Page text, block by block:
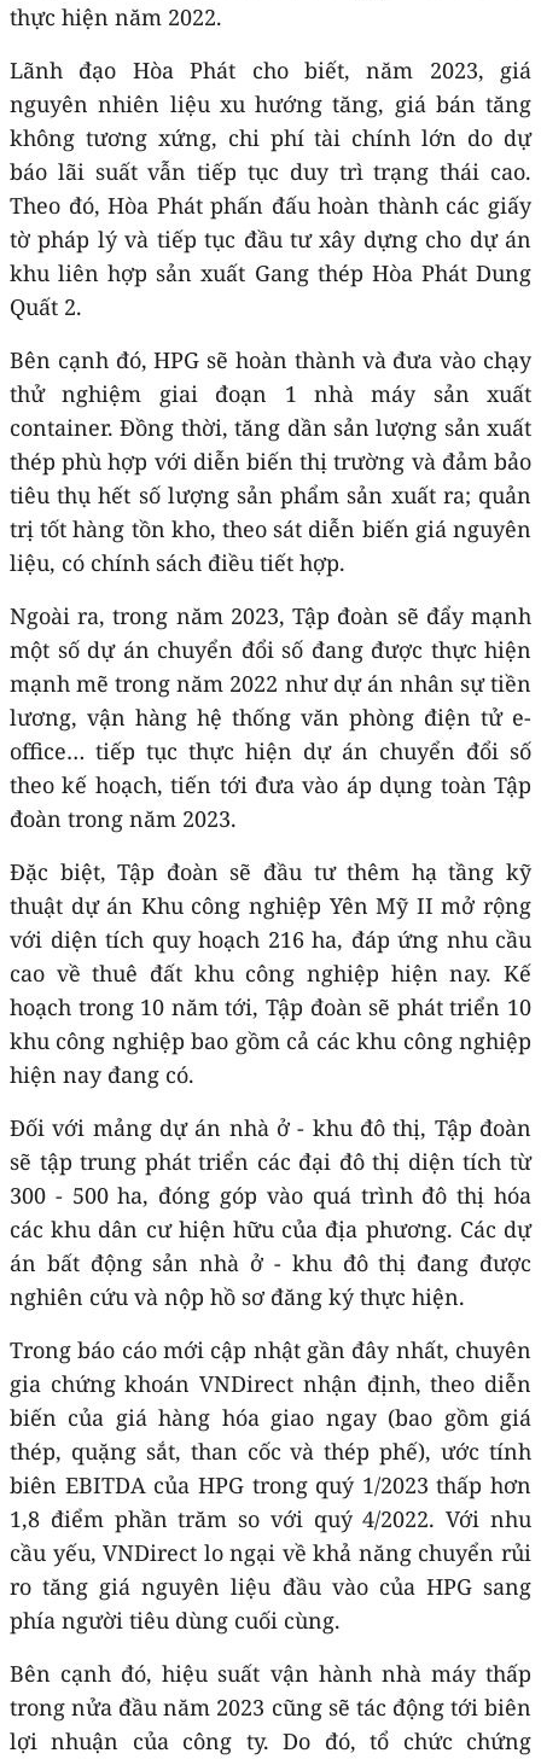
thực hiện năm 2022.
Lãnh đạo Hòa Phát cho biết, năm 2023, giá
nguyên nhiên liệu xu hướng tăng, giá bán tăng
không tương xứng, chi phí tài chính lớn do dự
báo lãi suất vẫn tiếp tục duy trì trạng thái cao.
Theo đó, Hòa Phát phấn đấu hoàn thành các giấy
tờ pháp lý và tiếp tục đầu tư xây dựng cho dự án
khu liên hợp sản xuất Gang thép Hòa Phát Dung
Quất 2.
Bên cạnh đó, HPG sẽ hoàn thành và đưa vào chạy
thử nghiệm giai đoạn 1 nhà máy sản xuất
container. Đồng thời, tăng dần sản lượng sản xuất
thép phù hợp với diễn biến thị trường và đảm bảo
tiêu thụ hết số lượng sản phẩm sản xuất ra; quản
trị tốt hàng tồn kho, theo sát diễn biến giá nguyên
liệu, có chính sách điều tiết hợp.
Ngoài ra, trong năm 2023, Tập đoàn sẽ đẩy mạnh
một số dự án chuyển đổi số đang được thực hiện
mạnh mẽ trong năm 2022 như dự án nhân sự tiền
lương, vận hàng hệ thống văn phòng điện tử e-
office… tiếp tục thực hiện dự án chuyển đổi số
theo kế hoạch, tiến tới đưa vào áp dụng toàn Tập
đoàn trong năm 2023.
Đặc biệt, Tập đoàn sẽ đầu tư thêm hạ tầng kỹ
thuật dự án Khu công nghiệp Yên Mỹ II mở rộng
với diện tích quy hoạch 216 ha, đáp ứng nhu cầu
cao về thuê đất khu công nghiệp hiện nay. Kế
hoạch trong 10 năm tới, Tập đoàn sẽ phát triển 10
khu công nghiệp bao gồm cả các khu công nghiệp
hiện nay đang có.
Đối với mảng dự án nhà ở - khu đô thị, Tập đoàn
sẽ tập trung phát triển các đại đô thị diện tích từ
300 - 500 ha, đóng góp vào quá trình đô thị hóa
các khu dân cư hiện hữu của địa phương. Các dự
án bất động sản nhà ở - khu đô thị đang được
nghiên cứu và nộp hồ sơ đăng ký thực hiện.
Trong báo cáo mới cập nhật gần đây nhất, chuyên
gia chứng khoán VNDirect nhận định, theo diễn
biến của giá hàng hóa giao ngay (bao gồm giá
thép, quặng sắt, than cốc và thép phế), ước tính
biên EBITDA của HPG trong quý 1/2023 thấp hơn
1,8 điểm phần trăm so với quý 4/2022. Với nhu
cầu yếu, VNDirect lo ngại về khả năng chuyển rủi
ro tăng giá nguyên liệu đầu vào của HPG sang
phía người tiêu dùng cuối cùng.
Bên cạnh đó, hiệu suất vận hành nhà máy thấp
trong nửa đầu năm 2023 cũng sẽ tác động tới biên
lợi nhuận của công ty. Do đó, tổ chức chứng